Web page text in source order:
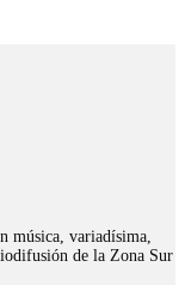
música, variadísima,
de la Zona Sur